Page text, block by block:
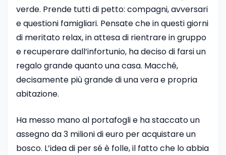
verde. Prende tutti di petto: compagni, avversari
e questioni famigliari. Pensate che in questi giorni
di meritato relax, in attesa di rientrare in gruppo
e recuperare dall’infortunio, ha deciso di farsi un
regalo grande quanto una casa. Macché,
decisamente più grande di una vera e propria
abitazione.
Ha messo mano al portafogli e ha staccato un
assegno da 3 milioni di euro per acquistare un
bosco. L’idea di per sé è folle, il fatto che lo abbia